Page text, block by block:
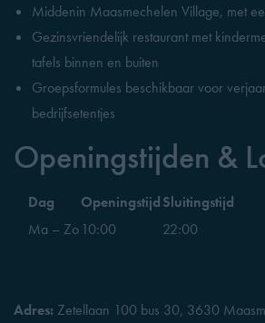
Middenin Maasmechelen Village, met
Gezinsvriendelijk restaurant met
tafels binnen en buiten
Groepsformules beschikbaar voor
bedrijfsetentjes
Openingstijden &
Dag OpeningstijdSluitingstijd
Ma – Zo 10:00 22:00
Adres: Zetellaan 100 bus 30, 3630